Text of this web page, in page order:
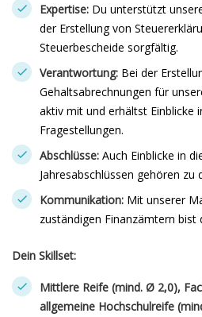
Expertise: Du unterstützt
der Erstellung von
Steuerbescheide sorgfältig.
Verantwortung: Bei der
Gehaltsabrechnungen für
aktiv mit und erhältst Einblicke
Fragestellungen.
Abschlüsse: Auch Einblicke in
Jahresabschlüssen gehören zu
Kommunikation: Mit unserer
zuständigen Finanzämtern bist
Dein Skillset:
Mittlere Reife (mind. Ø 2,0),
allgemeine Hochschulreife